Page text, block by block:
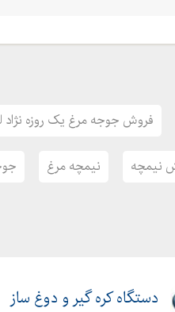
فروش جوجه مرغ یک روزه نژاد
نیمچه نیمچه مرغ
دستگاه کره گیر و دوغ ساز